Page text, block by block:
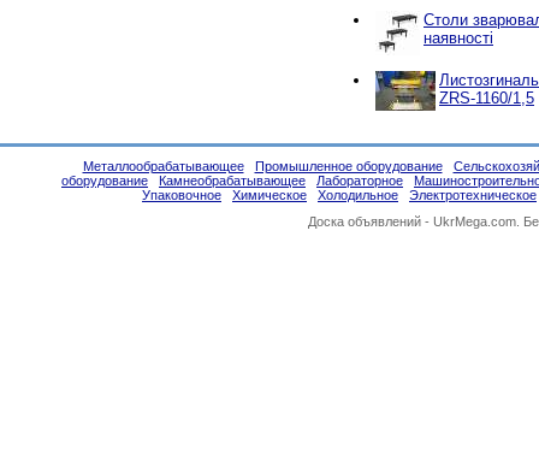
Столи
наявності
ZRS-1160/1,5
Металлообрабатывающее Промышленное оборудование
оборудование
Камнеобрабатывающее Лабораторное
Упаковочное
Химическое Холодильное
Электротехническое
Доска объявлений - UkrMega.com.